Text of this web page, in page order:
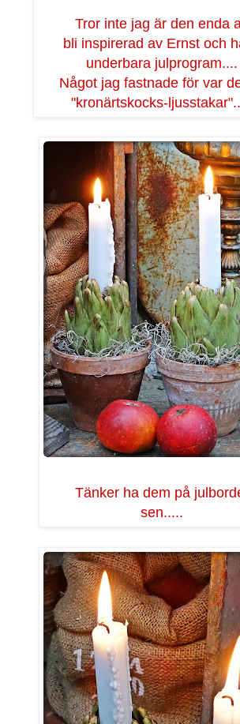
Tror inte jag är den enda
bli inspirerad av Ernst och
underbara julprogram....
Något jag fastnade för var
"kronärtskocks-
Tänker ha dem på
sen.....